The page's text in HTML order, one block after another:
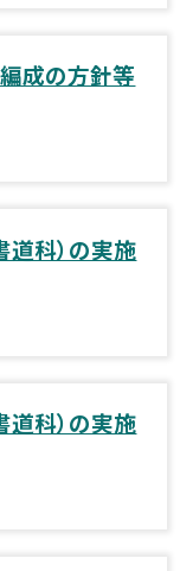
成の方針等
科）の実施
科）の実施